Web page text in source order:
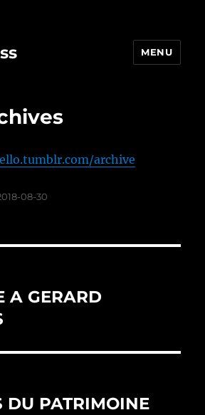
MENU
archive
08-30
A GERARD
DU PATRIMOINE